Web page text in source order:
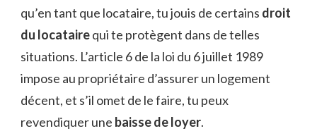
qu’en tant que locataire, tu jouis de certains droit
du locatairequi te protègent dans de telles
situations. L’article 6 de la loi du 6 juillet 1989
impose au propriétaire d’assurer un logement
décent, et s’il omet de le faire, tu peux
revendiquer une baisse de loyer.